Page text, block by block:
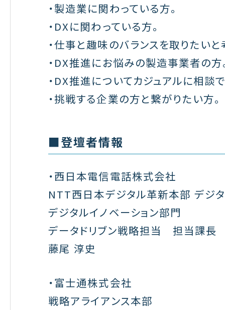
・製造業に関わっている方。
・DXに関わっている方。
・仕事と趣味のバランスを取りたいと
・DX推進にお悩みの製造事業者の方
・DX推進についてカジュアルに相談
・挑戦する企業の方と繋がりたい方。
■登壇者情報
・西日本電信電話株式会社
NTT西日本デジタル革新本部 デジ
デジタルイノベーション部門
データドリブン戦略担当 担当課長
藤尾 淳史
・富士通株式会社
戦略アライアンス本部